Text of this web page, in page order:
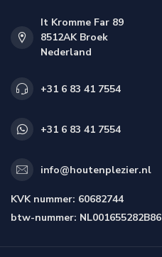
It Kromme Far 89
8512AK Broek
Nederland
+31 6 83 41 7554
+31 6 83 41 7554
info@houtenplezier.nl
KVK nummer: 60682744
btw-nummer: NL001655282B86